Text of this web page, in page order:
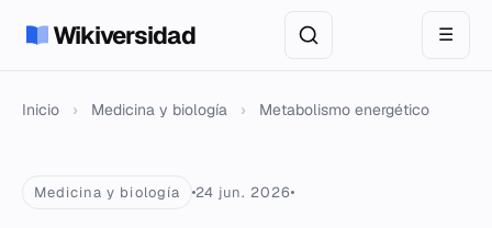
Wikiversidad ☰
Inicio › Medicina y biología › Metabolismo energético
Medicina y biología 24 jun. 2026